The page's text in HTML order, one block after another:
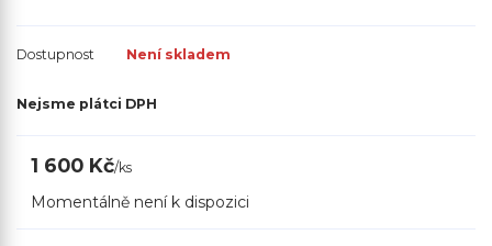
Dostupnost Není skladem
Nejsme plátci DPH
1 600 Kč/ks
Momentálně není k dispozici